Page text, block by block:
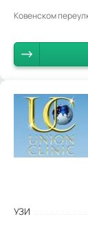
Ковенском
УЗИ